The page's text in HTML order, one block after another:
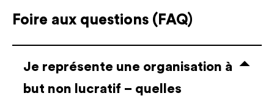
Foire aux questions (FAQ)
Je représente une organisation à
but non lucratif – quelles